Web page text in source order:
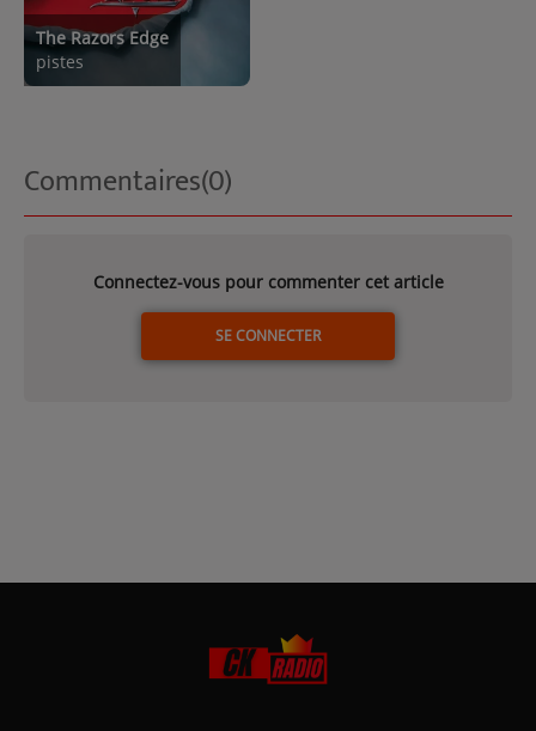
The Razors Edge
pistes
Commentaires(0)
Connectez-vous pour commenter cet article
SE CONNECTER